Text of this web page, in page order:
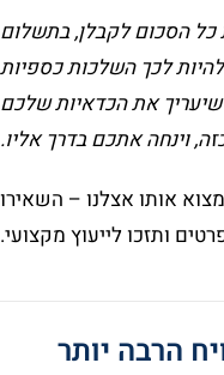
הסכום לקבלן, בתשלום
לכך השלכות כספיות
את הכדאיות שלכם
וינחה אתכם בדרך אליו.
אותו אצלנו – השאירו
ותזכו לייעוץ מקצועי.
הרבה יותר